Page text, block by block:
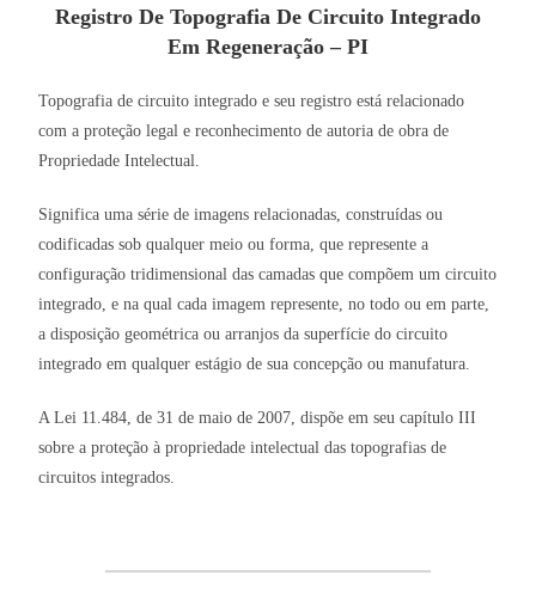
Registro De Topografia De Circuito Integrado
Em Regeneração – PI
Topografia de circuito integrado e seu registro está relacionado
com a proteção legal e reconhecimento de autoria de obra de
Propriedade Intelectual.
Significa uma série de imagens relacionadas, construídas ou
codificadas sob qualquer meio ou forma, que represente a
configuração tridimensional das camadas que compõem um circuito
integrado, e na qual cada imagem represente, no todo ou em parte,
a disposição geométrica ou arranjos da superfície do circuito
integrado em qualquer estágio de sua concepção ou manufatura.
A Lei 11.484, de 31 de maio de 2007, dispõe em seu capítulo III
sobre a proteção à propriedade intelectual das topografias de
circuitos integrados.